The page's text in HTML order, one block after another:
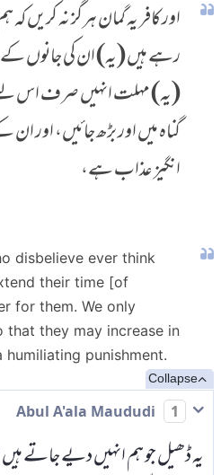
اور کافر یہ گمان ہرگز نہ کریں
رہے ہیں (یہ) ان کی جانوں
(یہ) مہلت انہیں صرف اس
گناہ میں اور بڑھ جائیں، اور
انگیز عذاب ہے،
disbelieve ever think
their time [of
for them. We only
they may increase in
punishment.
Collapse
1
یہ ڈھیل جو ہم انہیں دیے جاتے